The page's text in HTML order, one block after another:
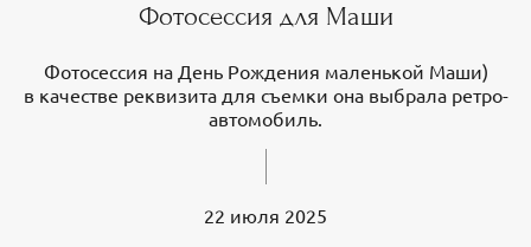
Фотосессия для Маши
Фотосессия на День Рождения маленькой Маши)
в качестве реквизита для съемки она выбрала ретро-
автомобиль.
22 июля 2025